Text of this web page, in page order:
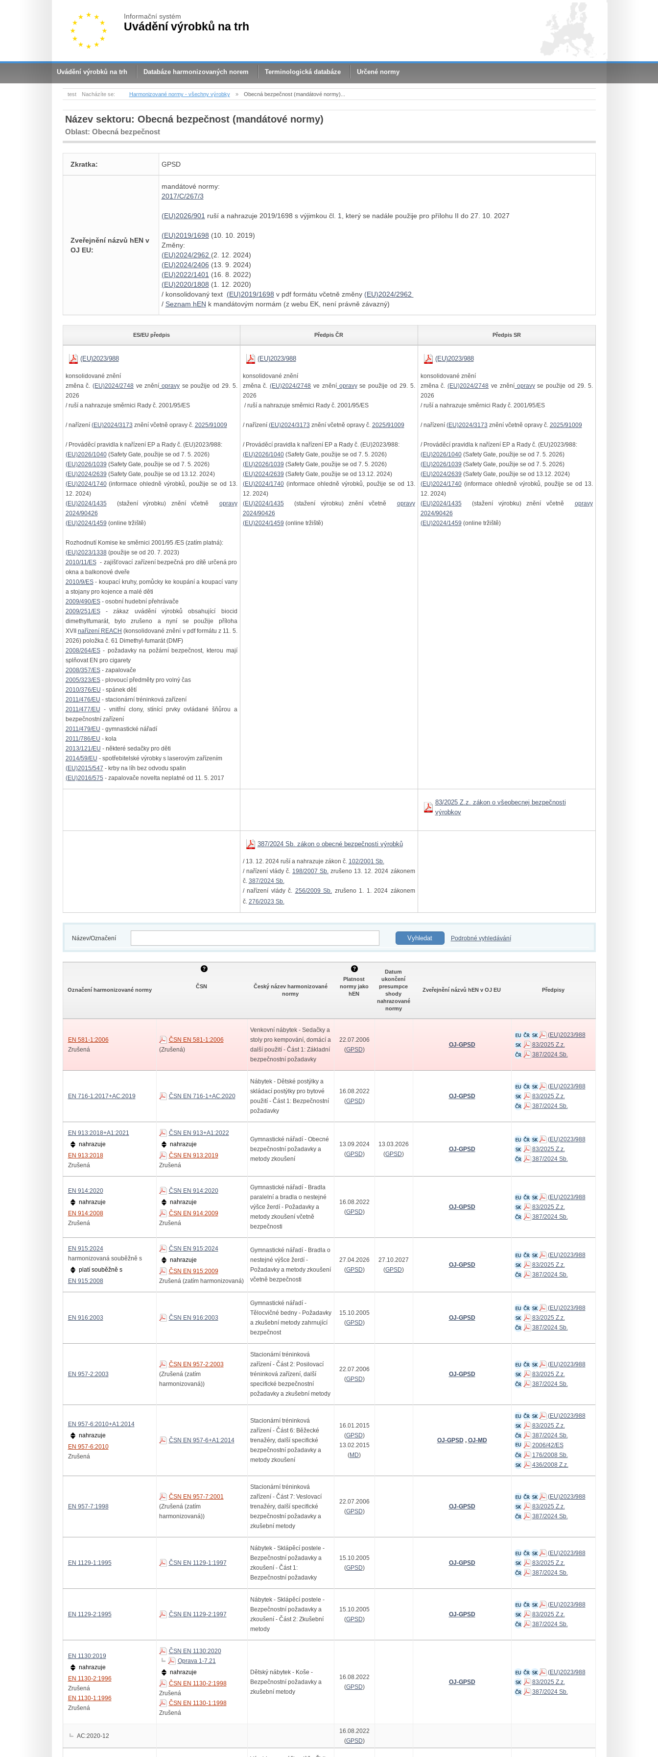
Informační systém
Uvádění výrobků na trh
Uvádění výrobků na trh Databáze harmonizovaných norem Terminologická databáze Určené normy
test Nacházíte se: Harmonizované normy - všechny výrobky » Obecná bezpečnost (mandátové normy)...
Název sektoru: Obecná bezpečnost (mandátové normy)
Oblast: Obecná bezpečnost
Zkratka: GPSD
Zveřejnění názvů hEN v
OJ EU:
mandátové normy:
2017/C/267/3
(EU)2026/901 ruší a nahrazuje 2019/1698 s výjimkou čl. 1, který se nadále použije pro přílohu II do 27. 10. 2027
(EU)2019/1698 (10. 10. 2019)
Změny:
(EU)2024/2962 (2. 12. 2024)
(EU)2024/2406 (13. 9. 2024)
(EU)2022/1401 (16. 8. 2022)
(EU)2020/1808 (1. 12. 2020)
/ konsolidovaný text (EU)2019/1698 v pdf formátu včetně změny (EU)2024/2962
/ Seznam hEN k mandátovým normám (z webu EK, není právně závazný)
ES/EU předpis Předpis ČR Předpis SR
(EU)2023/988
konsolidované znění
změna č. (EU)2024/2748 ve znění opravy se použije od 29. 5.
2026
/ ruší a nahrazuje směrnici Rady č. 2001/95/ES
/ nařízení (EU)2024/3173 znění včetně opravy č. 2025/91009
/ Prováděcí pravidla k nařízení EP a Rady č. (EU)2023/988:
(EU)2026/1040(Safety Gate, použije se od 7. 5. 2026)
(EU)2026/1039 (Safety Gate, použije se od 7. 5. 2026)
(EU)2024/2639 (Safety Gate, použije se od 13.12. 2024)
(EU)2024/1740(informace ohledně výrobků, použije se od 13.
12. 2024)
(EU)2024/1435 (stažení výrobku) znění včetně opravy
2024/90426
(EU)2024/1459 (online tržiště)
Rozhodnutí Komise ke směrnici 2001/95 /ES (zatím platná):
(EU)2023/1338 (použije se od 20. 7. 2023)
2010/11/ES- zajišťovací zařízení bezpečná pro dítě určená pro
okna a balkonové dveře
2010/9/ES- koupací kruhy, pomůcky ke koupání a koupací vany
a stojany pro kojence a malé děti
2009/490/ES- osobní hudební přehrávače
2009/251/ES- zákaz uvádění výrobků obsahující biocid
dimethylfumarát, bylo zrušeno a nyní se použije příloha
XVII nařízení REACH (konsolidované znění v pdf formátu z 11. 5.
2026) položka č. 61 Dimethyl-fumarát (DMF)
2008/264/ES- požadavky na požární bezpečnost, kterou mají
splňovat EN pro cigarety
2008/357/ES- zapalovače
2005/323/ES- plovoucí předměty pro volný čas
2010/376/EU - spánek dětí
2011/476/EU - stacionární tréninková zařízení
2011/477/EU - vnitřní clony, stínící prvky ovládané šňůrou a
bezpečnostní zařízení
2011/479/EU - gymnastické nářadí
2011/786/EU - kola
2013/121/EU - některé sedačky pro děti
2014/59/EU - spotřebitelské výrobky s laserovým zařízením
(EU)2015/547 - krby na líh bez odvodu spalin
(EU)2016/575 - zapalovače novelta neplatné od 11. 5. 2017
(EU)2023/988
konsolidované znění
změna č.(EU)2024/2748 ve zněníopravyse použije od 29. 5.
2026
/ ruší a nahrazuje směrnici Rady č. 2001/95/ES
/ nařízení (EU)2024/3173 znění včetně opravy č. 2025/91009
/ Prováděcí pravidla k nařízení EP a Rady č. (EU)2023/988:
(EU)2026/1040(Safety Gate, použije se od 7. 5. 2026)
(EU)2026/1039 (Safety Gate, použije se od 7. 5. 2026)
(EU)2024/2639 (Safety Gate, použije se od 13.12. 2024)
(EU)2024/1740(informace ohledně výrobků, použije se od 13.
12. 2024)
(EU)2024/1435 (stažení výrobku) znění včetně opravy
2024/90426
(EU)2024/1459 (online tržiště)
(EU)2023/988
konsolidované znění
změna č.(EU)2024/2748 ve zněníopravyse použije od 29. 5.
2026
/ ruší a nahrazuje směrnici Rady č. 2001/95/ES
/ nařízení (EU)2024/3173 znění včetně opravy č. 2025/91009
/ Prováděcí pravidla k nařízení EP a Rady č. (EU)2023/988:
(EU)2026/1040(Safety Gate, použije se od 7. 5. 2026)
(EU)2026/1039 (Safety Gate, použije se od 7. 5. 2026)
(EU)2024/2639 (Safety Gate, použije se od 13.12. 2024)
(EU)2024/1740(informace ohledně výrobků, použije se od 13.
12. 2024)
(EU)2024/1435 (stažení výrobku) znění včetně opravy
2024/90426
(EU)2024/1459 (online tržiště)
83/2025 Z.z. zákon o všeobecnej bezpečnosti
výrobkov
387/2024 Sb. zákon o obecné bezpečnosti výrobků
/ 13. 12. 2024 ruší a nahrazuje zákon č. 102/2001 Sb.
/ nařízení vlády č. 198/2007 Sb. zrušeno 13. 12. 2024 zákonem
č. 387/2024 Sb.
/ nařízení vlády č. 256/2009 Sb. zrušeno 1. 1. 2024 zákonem
č. 276/2023 Sb.
Název/Označení Podrobné vyhledávání
Označení harmonizované normy
ČSN
Český název harmonizované
normy
Platnost
normy jako
hEN
Datum
ukončení
presumpce
shody
nahrazované
normy
Zveřejnění názvů hEN v OJ EU Předpisy
EN 581-1:2006
Zrušená
ČSN EN 581-1:2006
(Zrušená)
Venkovní nábytek - Sedačky a
stoly pro kempování, domácí a
další použití - Část 1: Základní
bezpečnostní požadavky
22.07.2006
(GPSD)
OJ-GPSD
(EU)2023/988
83/2025 Z.z.
387/2024 Sb.
EN 716-1:2017+AC:2019 ČSN EN 716-1+AC:2020
Nábytek - Dětské postýlky a
skládací postýlky pro bytové
použití - Část 1: Bezpečnostní
požadavky
16.08.2022
(GPSD)
OJ-GPSD
(EU)2023/988
83/2025 Z.z.
387/2024 Sb.
EN 913:2018+A1:2021
nahrazuje
EN 913:2018
Zrušená
ČSN EN 913+A1:2022
nahrazuje
ČSN EN 913:2019
Zrušená
Gymnastické nářadí - Obecné
bezpečnostní požadavky a
metody zkoušení
13.09.2024
(GPSD)
13.03.2026
(GPSD)
OJ-GPSD
(EU)2023/988
83/2025 Z.z.
387/2024 Sb.
EN 914:2020
nahrazuje
EN 914:2008
Zrušená
ČSN EN 914:2020
nahrazuje
ČSN EN 914:2009
Zrušená
Gymnastické nářadí - Bradla
paralelní a bradla o nestejné
výšce žerdí - Požadavky a
metody zkoušení včetně
bezpečnosti
16.08.2022
(GPSD)
OJ-GPSD
(EU)2023/988
83/2025 Z.z.
387/2024 Sb.
EN 915:2024
harmonizovaná souběžně s
platí souběžně s
EN 915:2008
ČSN EN 915:2024
nahrazuje
ČSN EN 915:2009
Zrušená (zatím harmonizovaná)
Gymnastické nářadí - Bradla o
nestejné výšce žerdí -
Požadavky a metody zkoušení
včetně bezpečnosti
27.04.2026
(GPSD)
27.10.2027
(GPSD)
OJ-GPSD
(EU)2023/988
83/2025 Z.z.
387/2024 Sb.
EN 916:2003 ČSN EN 916:2003
Gymnastické nářadí -
Tělocvičné bedny - Požadavky
a zkušební metody zahrnující
bezpečnost
15.10.2005
(GPSD)
OJ-GPSD
(EU)2023/988
83/2025 Z.z.
387/2024 Sb.
EN 957-2:2003
ČSN EN 957-2:2003
(Zrušená (zatím
harmonizovaná))
Stacionární tréninková
zařízení - Část 2: Posilovací
tréninková zařízení, další
specifické bezpečnostní
požadavky a zkušební metody
22.07.2006
(GPSD)
OJ-GPSD
(EU)2023/988
83/2025 Z.z.
387/2024 Sb.
EN 957-6:2010+A1:2014
nahrazuje
EN 957-6:2010
Zrušená
ČSN EN 957-6+A1:2014
Stacionární tréninková
zařízení - Část 6: Běžecké
trenažéry, další specifické
bezpečnostní požadavky a
metody zkoušení
16.01.2015
(GPSD)
13.02.2015
(MD)
OJ-GPSD, OJ-MD
(EU)2023/988
83/2025 Z.z.
387/2024 Sb.
2006/42/ES
176/2008 Sb.
436/2008 Z.z.
EN 957-7:1998
ČSN EN 957-7:2001
(Zrušená (zatím
harmonizovaná))
Stacionární tréninková
zařízení - Část 7: Veslovací
trenažéry, další specifické
bezpečnostní požadavky a
zkušební metody
22.07.2006
(GPSD)
OJ-GPSD
(EU)2023/988
83/2025 Z.z.
387/2024 Sb.
EN 1129-1:1995 ČSN EN 1129-1:1997
Nábytek - Sklápěcí postele -
Bezpečnostní požadavky a
zkoušení - Část 1:
Bezpečnostní požadavky
15.10.2005
(GPSD)
OJ-GPSD
(EU)2023/988
83/2025 Z.z.
387/2024 Sb.
EN 1129-2:1995 ČSN EN 1129-2:1997
Nábytek - Sklápěcí postele -
Bezpečnostní požadavky a
zkoušení - Část 2: Zkušební
metody
15.10.2005
(GPSD)
OJ-GPSD
(EU)2023/988
83/2025 Z.z.
387/2024 Sb.
EN 1130:2019
nahrazuje
EN 1130-2:1996
Zrušená
EN 1130-1:1996
Zrušená
ČSN EN 1130:2020
Oprava 1-7.21
nahrazuje
ČSN EN 1130-2:1998
Zrušená
ČSN EN 1130-1:1998
Zrušená
Dětský nábytek - Koše -
Bezpečnostní požadavky a
zkušební metody
16.08.2022
(GPSD)
OJ-GPSD
(EU)2023/988
83/2025 Z.z.
387/2024 Sb.
AC:2020-12
16.08.2022
(GPSD)